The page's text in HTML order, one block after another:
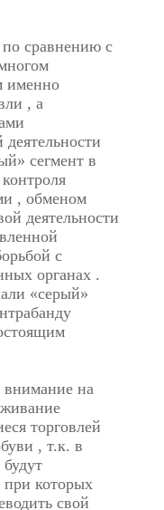
сравнению с
именно
, а
сегмент в
, обменом
деятельности
с
органах .
«серый»
внимание на
торговлей
, т.к. в
при которых
свой